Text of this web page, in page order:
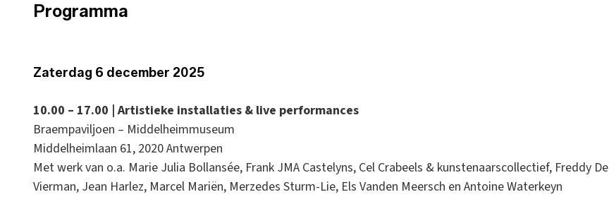
Programma
Zaterdag 6 december 2025
10.00 – 17.00 | Artistieke installaties & live performances
Braempaviljoen – Middelheimmuseum
Middelheimlaan 61, 2020 Antwerpen
Met werk van o.a. Marie Julia Bollansée, Frank JMA Castelyns, Cel Crabeels & kunstenaarscollectief, Freddy De
Vierman, Jean Harlez, Marcel Mariën, Merzedes Sturm-Lie, Els Vanden Meersch en Antoine Waterkeyn